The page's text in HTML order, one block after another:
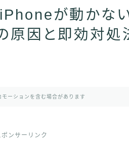
iPhoneが動かな
原因と即効対処
モーションを含む場合があります
ポンサーリンク